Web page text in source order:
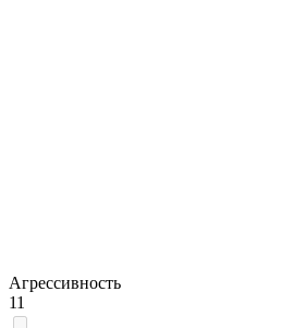
Агрессивность
11